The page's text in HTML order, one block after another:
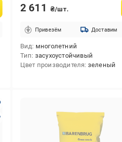
2 611 ₴/шт.
Привезём Доставим
Вид многолетний
Тип засухоустойчивый
Цвет производителя зеленый